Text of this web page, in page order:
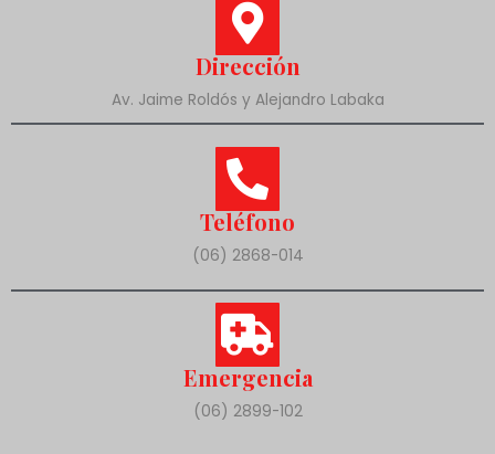
Dirección
Av. Jaime Roldós y Alejandro Labaka
Teléfono
(06) 2868-014
Emergencia
(06) 2899-102